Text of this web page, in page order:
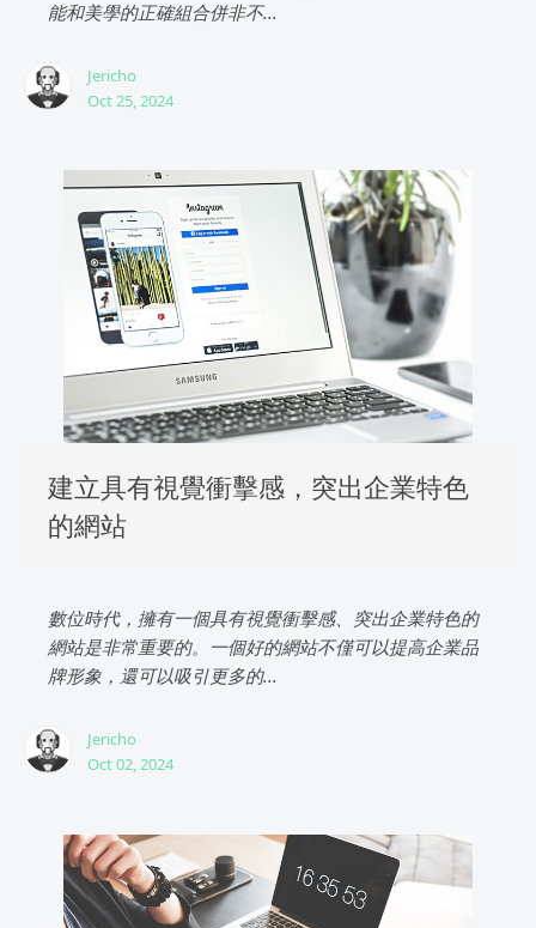
能和美學的正確組合併非不...
Jericho
Oct 25, 2024
建立具有視覺衝擊感，突出企業特色
的網站
數位時代，擁有一個具有視覺衝擊感、突出企業特色的
網站是非常重要的。一個好的網站不僅可以提高企業品
牌形象，還可以吸引更多的...
Jericho
Oct 02, 2024